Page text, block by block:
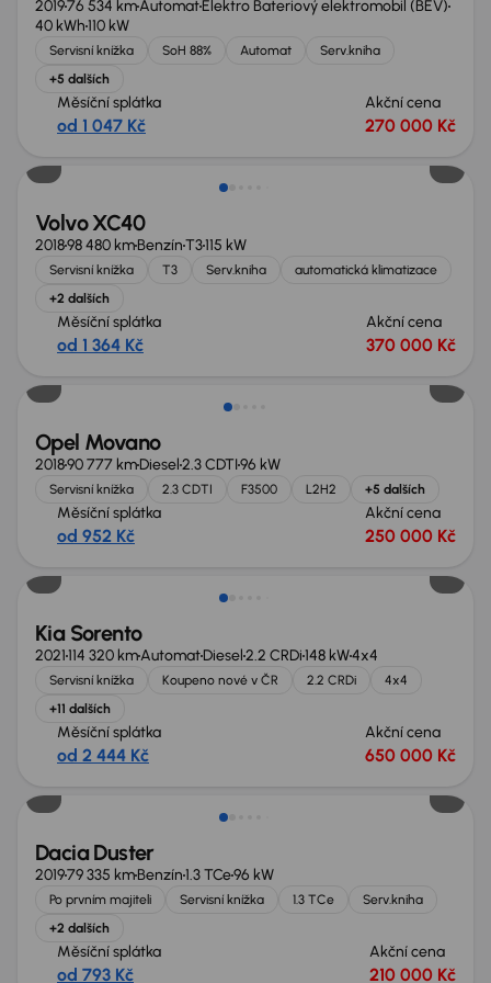
201976 534 kmAutomatElektro Bateriový elektromobil (BEV)
40 kWh110 kW
Servisní knížka SoH 88% Automat
Serv.kniha
+5 dalších
Měsíční splátka
od 1 047 Kč
Akční cena
270 000 Kč
Zlevněno o 50 000 Kč
Volvo XC40
201898 480 kmBenzínT3115 kW
Servisní knížka T3 Serv.kniha
automatická klimatizace
+2 dalších
Měsíční splátka
od 1 364 Kč
Akční cena
370 000 Kč
Extra sleva 17 000 Kč
Opel Movano
201890 777 kmDiesel2.3 CDTI96 kW
Servisní knížka 2.3 CDTI F3500 L2H2 +5 dalších
Měsíční splátka
od 952 Kč
Akční cena
250 000 Kč
Zlevněno o 70 000 Kč
Kia Sorento
2021114 320 kmAutomatDiesel2.2 CRDi148 kW4x4
Servisní knížka Koupeno nové v ČR 2.2 CRDi
4x4
+11 dalších
Měsíční splátka
od 2 444 Kč
Akční cena
650 000 Kč
Zlevněno o 50 000 Kč
Dacia Duster
201979 335 kmBenzín1.3 TCe96 kW
Po prvním majiteli Servisní knížka 1.3 TCe
Serv.kniha
+2 dalších
Měsíční splátka
od 793 Kč
Akční cena
210 000 Kč